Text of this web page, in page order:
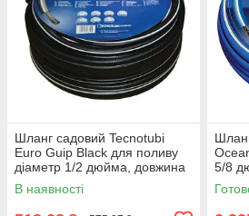
Шланг садовий Tecnotubi
Euro Guip Black для поливу
діаметр 1/2 дюйма, довжина
20 м (EGB 1/2 20)
В наявності
5/8
(OC